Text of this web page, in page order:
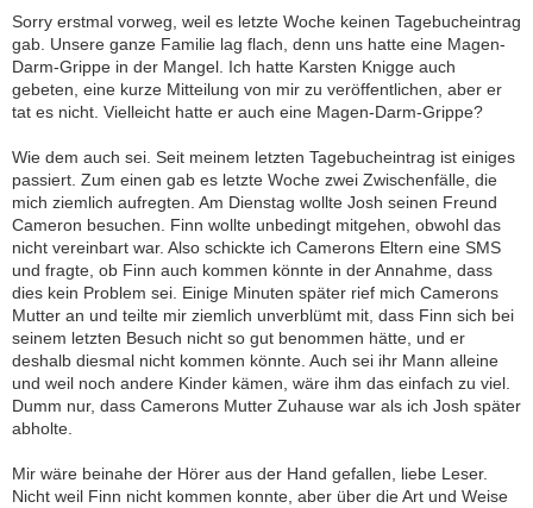
Sorry erstmal vorweg, weil es letzte Woche keinen Tagebucheintrag
gab. Unsere ganze Familie lag flach, denn uns hatte eine Magen-
Darm-Grippe in der Mangel. Ich hatte Karsten Knigge auch
gebeten, eine kurze Mitteilung von mir zu veröffentlichen, aber er
tat es nicht. Vielleicht hatte er auch eine Magen-Darm-Grippe?
Wie dem auch sei. Seit meinem letzten Tagebucheintrag ist einiges
passiert. Zum einen gab es letzte Woche zwei Zwischenfälle, die
mich ziemlich aufregten. Am Dienstag wollte Josh seinen Freund
Cameron besuchen. Finn wollte unbedingt mitgehen, obwohl das
nicht vereinbart war. Also schickte ich Camerons Eltern eine SMS
und fragte, ob Finn auch kommen könnte in der Annahme, dass
dies kein Problem sei. Einige Minuten später rief mich Camerons
Mutter an und teilte mir ziemlich unverblümt mit, dass Finn sich bei
seinem letzten Besuch nicht so gut benommen hätte, und er
deshalb diesmal nicht kommen könnte. Auch sei ihr Mann alleine
und weil noch andere Kinder kämen, wäre ihm das einfach zu viel.
Dumm nur, dass Camerons Mutter Zuhause war als ich Josh später
abholte.
Mir wäre beinahe der Hörer aus der Hand gefallen, liebe Leser.
Nicht weil Finn nicht kommen konnte, aber über die Art und Weise